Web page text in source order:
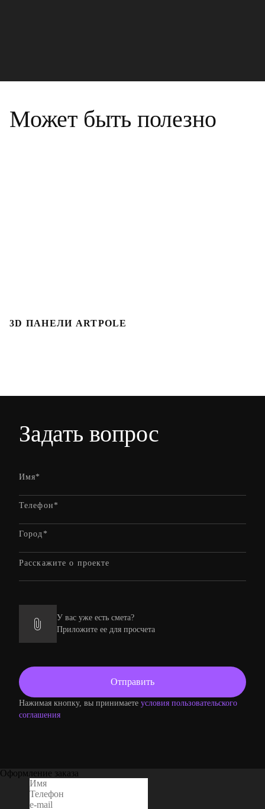
Может быть полезно
3D ПАНЕЛИ ARTPOLE
Задать вопрос
У вас уже есть смета?
Приложите ее для просчета
Нажимая кнопку, вы принимаете условия пользовательского
соглашения
Оформление заказа